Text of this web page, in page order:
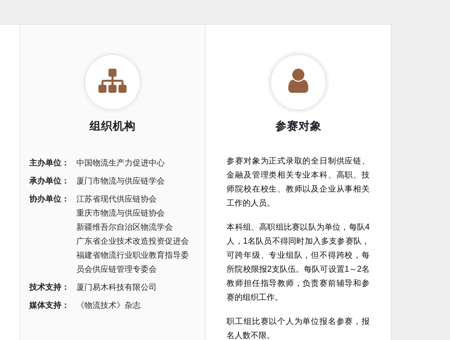
组织机构
主办单位： 中国物流生产力促进中心
承办单位： 厦门市物流与供应链学会
协办单位：
江苏省现代供应链协会
重庆市物流与供应链协会
新疆维吾尔自治区物流学会
广东省企业技术改造投资促进会
福建省物流行业职业教育指导委
员会供应链管理专委会
技术支持： 厦门易木科技有限公司
媒体支持： 《物流技术》杂志
参赛对象
参赛对象为正式录取的全日制供应链、
金融及管理类相关专业本科、高职、技
师院校在校生、教师以及企业从事相关
工作的人员。
本科组、高职组比赛以队为单位，每队4
人，1名队员不得同时加入多支参赛队，
可跨年级、专业组队，但不得跨校，每
所院校限报2支队伍。每队可设置1～2名
教师担任指导教师，负责赛前辅导和参
赛的组织工作。
职工组比赛以个人为单位报名参赛，报
名人数不限。